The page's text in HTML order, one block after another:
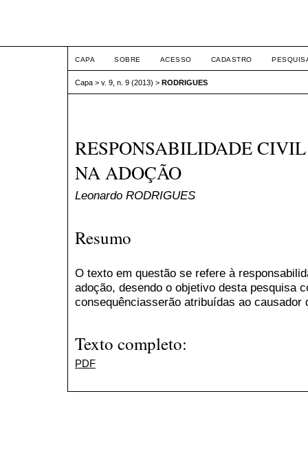
CAPA SOBRE ACESSO CADASTRO
Capa > v. 9, n. 9 (2013) > RODRIGUES
RESPONSABILIDADE
NA ADOÇÃO
Leonardo RODRIGUES
Resumo
O texto em questão se refere à
adoção, desendo o objetivo desta pesquisa
consequênciasserão atribuídas ao causador
Texto completo:
PDF